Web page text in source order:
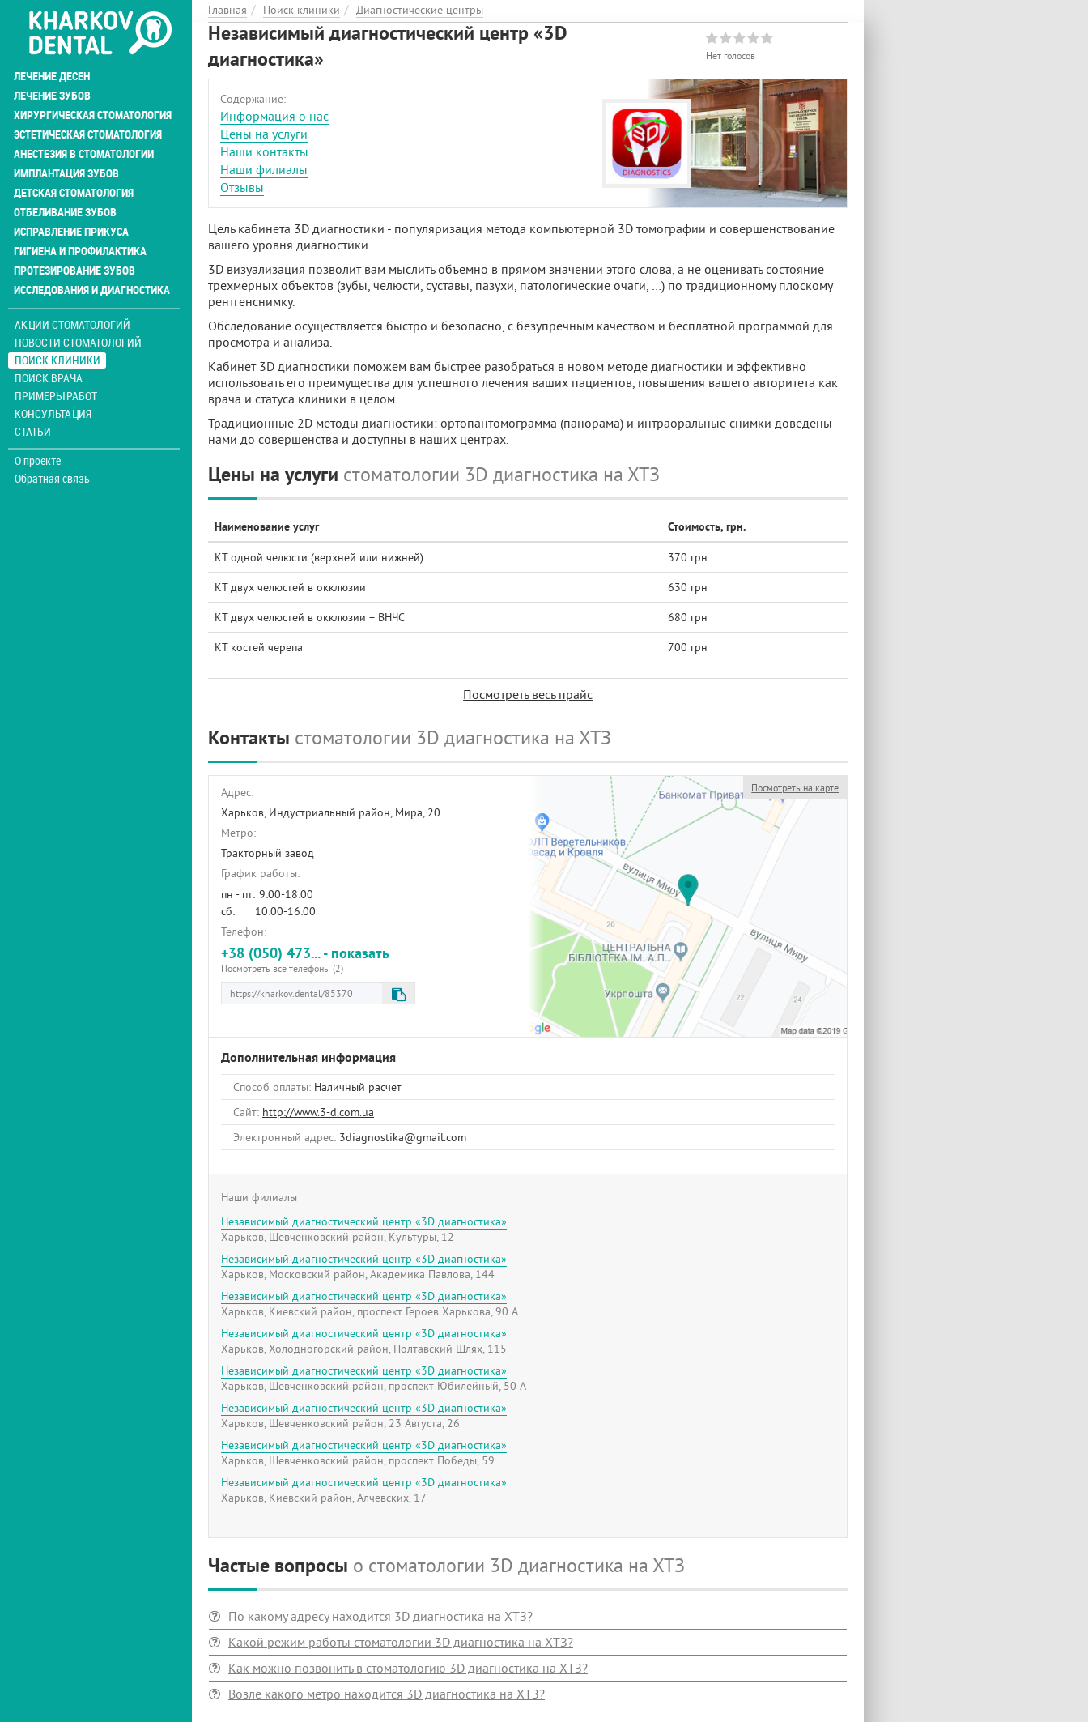
Перейти
основному
содержанию
ЛЕЧЕНИЕ ДЕСЕН
ЛЕЧЕНИЕ ЗУБОВ
ХИРУРГИЧЕСКАЯ СТОМАТОЛОГИЯ
ЭСТЕТИЧЕСКАЯ СТОМАТОЛОГИЯ
АНЕСТЕЗИЯ В СТОМАТОЛОГИИ
ИМПЛАНТАЦИЯ ЗУБОВ
ДЕТСКАЯ СТОМАТОЛОГИЯ
ОТБЕЛИВАНИЕ ЗУБОВ
ИСПРАВЛЕНИЕ ПРИКУСА
ГИГИЕНА И ПРОФИЛАКТИКА
ПРОТЕЗИРОВАНИЕ ЗУБОВ
ИССЛЕДОВАНИЯ И ДИАГНОСТИКА
АКЦИИ СТОМАТОЛОГИЙ
НОВОСТИ СТОМАТОЛОГИЙ
ПОИСК КЛИНИКИ
ПОИСК ВРАЧА
ПРИМЕРЫ РАБОТ
КОНСУЛЬТАЦИЯ
СТАТЬИ
О проекте
Обратная связь
Главная Поиск клиники Диагностические центры
Независимый диагностический центр «3D
диагностика»
Нет голосов
Содержание:
Информация о нас
Цены на услуги
Наши контакты
Наши филиалы
Отзывы
Цель кабинета 3D диагностики - популяризация метода компьютерной 3D томографии и совершенствование
вашего уровня диагностики.
3D визуализация позволит вам мыслить объемно в прямом значении этого слова, а не оценивать состояние
трехмерных объектов (зубы, челюсти, суставы, пазухи, патологические очаги, …) по традиционному плоскому
рентгенснимку.
Обследование осуществляется быстро и безопасно, с безупречным качеством и бесплатной программой для
просмотра и анализа.
Кабинет 3D диагностики поможем вам быстрее разобраться в новом методе диагностики и эффективно
использовать его преимущества для успешного лечения ваших пациентов, повышения вашего авторитета как
врача и статуса клиники в целом.
Традиционные 2D методы диагностики: ортопантомограмма (панорама) и интраоральные снимки доведены
нами до совершенства и доступны в наших центрах.
Цены на услуги стоматологии 3D диагностика на ХТЗ
Наименование услуг Стоимость, грн.
КТ одной челюсти (верхней или нижней) 370 грн
КТ двух челюстей в окклюзии 630 грн
КТ двух челюстей в окклюзии + ВНЧС 680 грн
КТ костей черепа 700 грн
Посмотреть весь прайс
Контакты стоматологии 3D диагностика на ХТЗ
Адрес:
Харьков, Индустриальный район, Мира, 20
Метро:
Тракторный завод
График работы:
пн - пт: 9:00-18:00
сб:
10:00-16:00
Телефон:
+38 (050) 473... - показать
Посмотреть все телефоны (2)
Посмотреть на карте
Дополнительная информация
Способ оплаты: Наличный расчет
Сайт: http://www.3-d.com.ua
Электронный адрес: 3diagnostika@gmail.com
Наши филиалы
Независимый диагностический центр «3D диагностика»
Харьков, Шевченковский район, Культуры, 12
Независимый диагностический центр «3D диагностика»
Харьков, Московский район, Академика Павлова, 144
Независимый диагностический центр «3D диагностика»
Харьков, Киевский район, проспект Героев Харькова, 90 А
Независимый диагностический центр «3D диагностика»
Харьков, Холодногорский район, Полтавский Шлях, 115
Независимый диагностический центр «3D диагностика»
Харьков, Шевченковский район, проспект Юбилейный, 50 А
Независимый диагностический центр «3D диагностика»
Харьков, Шевченковский район, 23 Августа, 26
Независимый диагностический центр «3D диагностика»
Харьков, Шевченковский район, проспект Победы, 59
Независимый диагностический центр «3D диагностика»
Харьков, Киевский район, Алчевских, 17
Частые вопросы о стоматологии 3D диагностика на ХТЗ
По какому адресу находится 3D диагностика на ХТЗ?
Какой режим работы стоматологии 3D диагностика на ХТЗ?
Как можно позвонить в стоматологию 3D диагностика на ХТЗ?
Возле какого метро находится 3D диагностика на ХТЗ?